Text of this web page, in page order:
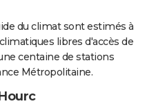
du climat sont estimés à
libres d'accès de
centaine de stations
Métropolitaine.